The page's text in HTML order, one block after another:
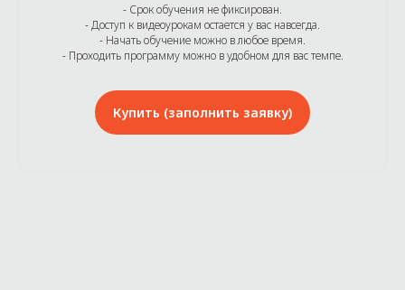
- Срок обучения не фиксирован.
- Доступ к видеоурокам остается у вас навсегда.
- Начать обучение можно в любое время.
- Проходить программу можно в удобном для вас темпе.
Купить (заполнить заявку)